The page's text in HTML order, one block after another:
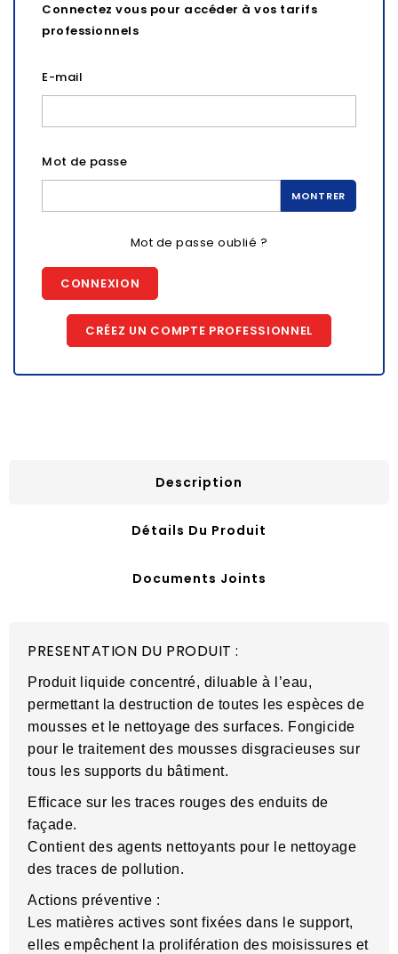
Connectez vous pour accéder à vos tarifs
professionnels
E-mail
Mot de passe
MONTRER
Mot de passe oublié ?
CONNEXION
CRÉEZ UN COMPTE PROFESSIONNEL
Description
Détails Du Produit
Documents Joints
PRESENTATION DU PRODUIT :
Produit liquide concentré, diluable à l’eau,
permettant la destruction de toutes les espèces de
mousses et le nettoyage des surfaces. Fongicide
pour le traitement des mousses disgracieuses sur
tous les supports du bâtiment.
Efficace sur les traces rouges des enduits de
façade.
Contient des agents nettoyants pour le nettoyage
des traces de pollution.
Actions préventive :
Les matières actives sont fixées dans le support,
elles empêchent la prolifération des moisissures et